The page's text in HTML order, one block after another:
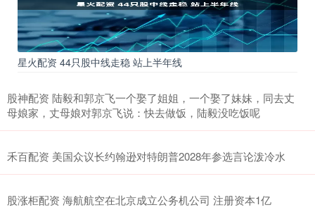
星火配资 44只股中线走稳 站上半年线
股神配资 陆毅和郭京飞一个娶了姐姐，一个娶了妹妹，同去丈
母娘家，丈母娘对郭京飞说：快去做饭，陆毅没吃饭呢
禾百配资 美国众议长约翰逊对特朗普2028年参选言论泼冷水
股涨柜配资 海航航空在北京成立公务机公司 注册资本1亿